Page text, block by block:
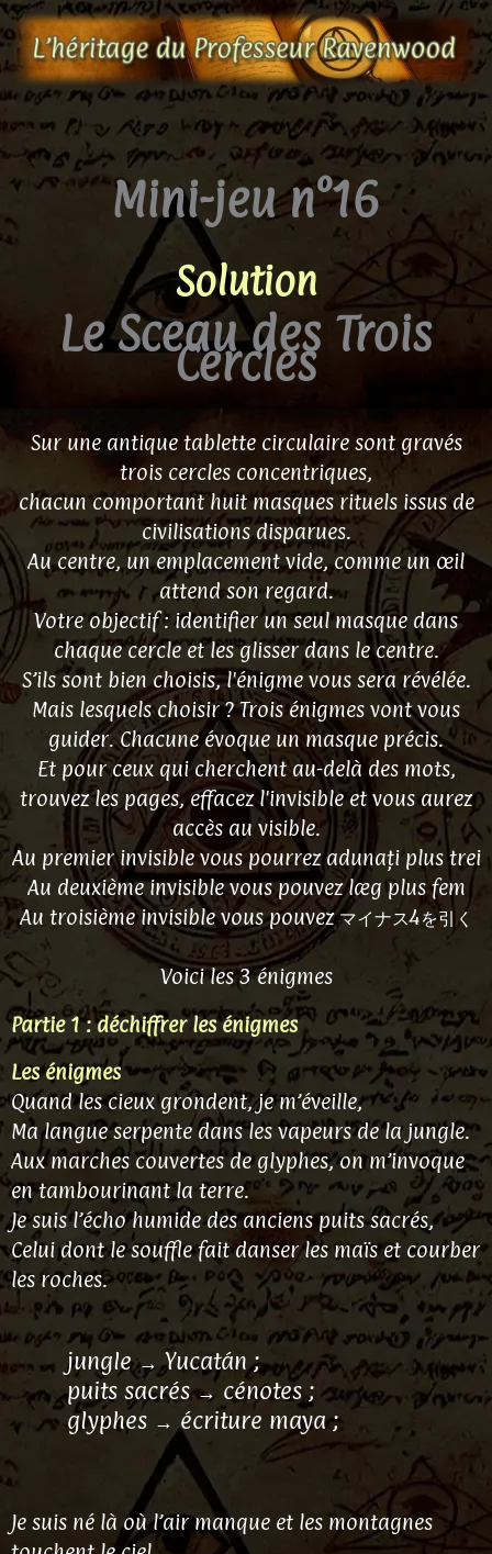
Aller
au
contenu
Mini-jeu n°16
Solution
Le Sceau des Trois
Cercles
Sur une antique tablette circulaire sont gravés
trois cercles concentriques,
chacun comportant huit masques rituels issus de
civilisations disparues.
Au centre, un emplacement vide, comme un œil
attend son regard.
Votre objectif : identifier un seul masque dans
chaque cercle et les glisser dans le centre.
S’ils sont bien choisis, l'énigme vous sera révélée.
Mais lesquels choisir ? Trois énigmes vont vous
guider. Chacune évoque un masque précis.
Et pour ceux qui cherchent au-delà des mots,
trouvez les pages, effacez l'invisible et vous aurez
accès au visible.
Au premier invisible vous pourrez adunați plus trei
Au deuxième invisible vous pouvez læg plus fem
Au troisième invisible vous pouvez マイナス4を引く
Voici les 3 énigmes
Partie 1 : déchiffrer les énigmes
Les énigmes
Quand les cieux grondent, je m’éveille,
Ma langue serpente dans les vapeurs de la jungle.
Aux marches couvertes de glyphes, on m’invoque
en tambourinant la terre.
Je suis l’écho humide des anciens puits sacrés,
Celui dont le souffle fait danser les maïs et courber
les roches.
jungle → Yucatán ;
puits sacrés → cénotes ;
glyphes → écriture maya ;
Je suis né là où l’air manque et les montagnes